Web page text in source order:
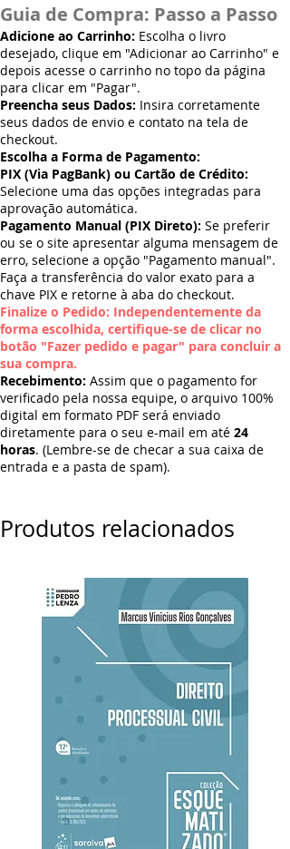
Guia de Compra: Passo a Passo
Adicione ao Carrinho: Escolha o livro
desejado, clique em "Adicionar ao Carrinho" e
depois acesse o carrinho no topo da página
para clicar em "Pagar".
Preencha seus Dados: Insira corretamente
seus dados de envio e contato na tela de
checkout.
Escolha a Forma de Pagamento:
PIX (Via PagBank) ou Cartão de Crédito:
Selecione uma das opções integradas para
aprovação automática.
Pagamento Manual (PIX Direto): Se preferir
ou se o site apresentar alguma mensagem de
erro, selecione a opção "Pagamento manual".
Faça a transferência do valor exato para a
chave PIX e retorne à aba do checkout.
Finalize o Pedido: Independentemente da
forma escolhida, certifique-se de clicar no
botão "Fazer pedido e pagar" para concluir a
sua compra.
Recebimento: Assim que o pagamento for
verificado pela nossa equipe, o arquivo 100%
digital em formato PDF será enviado
diretamente para o seu e-mail em até 24
horas. (Lembre-se de checar a sua caixa de
entrada e a pasta de spam).
Produtos relacionados